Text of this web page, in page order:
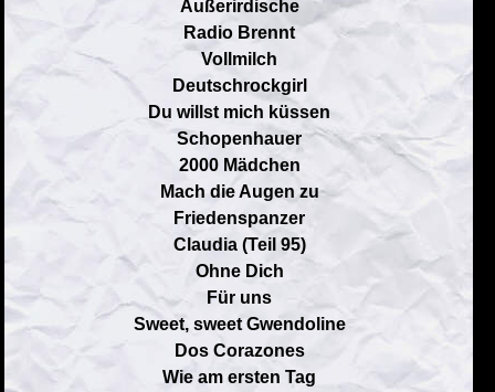
Außerirdische
Radio Brennt
Vollmilch
Deutschrockgirl
Du willst mich küssen
Schopenhauer
2000 Mädchen
Mach die Augen zu
Friedenspanzer
Claudia (Teil 95)
Ohne Dich
Für uns
Sweet, sweet Gwendoline
Dos Corazones
Wie am ersten Tag